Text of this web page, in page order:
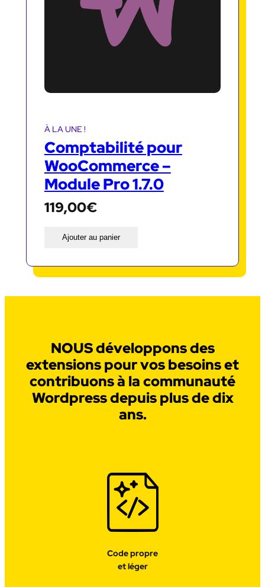
À LA UNE !
Comptabilité pour
WooCommerce –
Module Pro 1.7.0
119,00€
Ajouter au panier
NOUS développons des
extensions pour vos besoins et
contribuons à la communauté
Wordpress depuis plus de dix
ans.
Code propre
et léger